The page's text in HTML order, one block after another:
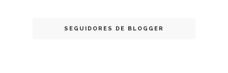
SEGUIDORES DE BLOGGER